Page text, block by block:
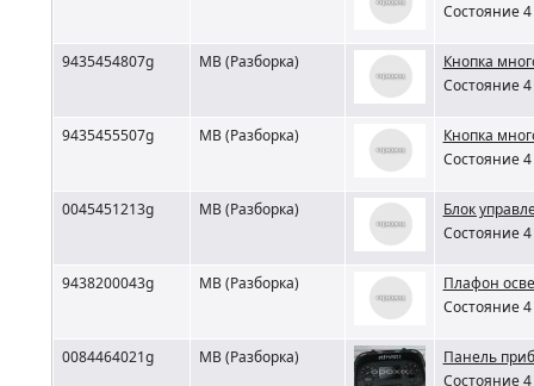
Состояние 4
9435454807g MB (Разборка)
Кнопка
Состояние 4
9435455507g MB (Разборка)
Кнопка
Состояние 4
0045451213g MB (Разборка)
Блок
Состояние 4
9438200043g MB (Разборка)
Плафон
Состояние 4
0084464021g MB (Разборка)
Панель
Состояние 4